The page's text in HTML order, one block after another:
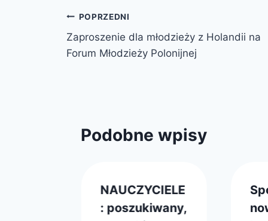
Nawigacja
wpisu
POPRZEDNI
Zaproszenie dla młodzieży z Holandii na
Forum Młodzieży Polonijnej
Podobne wpisy
NAUCZYCIELE
: poszukiwany,